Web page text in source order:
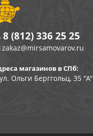
8 (812) 336 25 25
zakaz@mirsamovarov.ru
магазинов в СПб:
ул. Ольги Берггольц, 35 "А"